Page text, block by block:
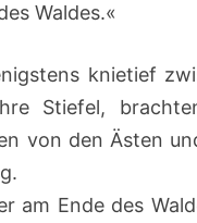
Waldes.«
knietief
Stiefel,
von den Ästen
am Ende des